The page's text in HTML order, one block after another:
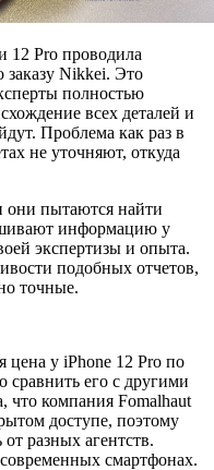
12 Pro проводила
заказу Nikkei. Это
полностью
всех деталей и
Проблема как раз в
не уточняют, откуда
они пытаются найти
информацию у
экспертизы и опыта.
подобных отчетов,
точные.
цена у iPhone 12 Pro по
его с другими
что компания Fomalhaut
доступе, поэтому
разных агентств.
смартфонах.